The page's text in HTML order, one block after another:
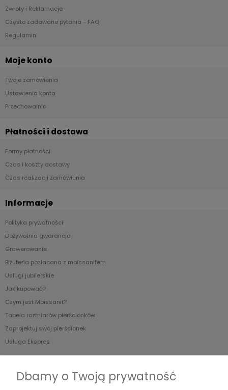
Zwroty i Reklamacje
Często zadawane pytania - FAQ
Regulamin
Moje konto
Twoje zamówienia
Ustawienia konta
Przechowalnia
Płatności i dostawa
Formy płatności
Czas i koszty dostawy
Czas realizacji zamówienia
Informacje
Polityka prywatności
Dożywotnia gwarancja
Grawerowanie
Biżuteria pozłacana z moissanitem
Usługi jubilerskie
Jak kupować?
Czym jest Moissanit?
Tabela rozmiarów pierścionków
Zaprojektuj swój pierścionek
Usługa Ekspres
Dbamy o Twoją prywatność